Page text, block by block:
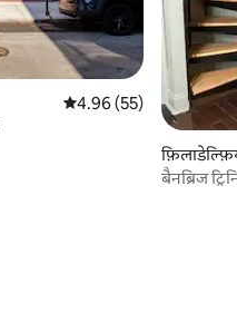
औसत रेटिंग 5 में से 4.96, 55
4.96 (55)
बैनब्रिज